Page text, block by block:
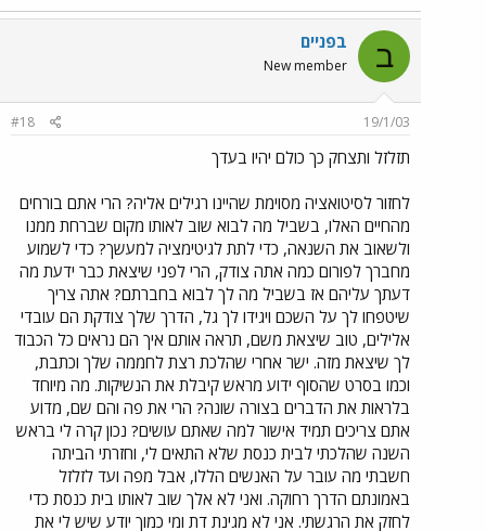
ב בפניים
New member
19/1/03
#18
תזלזל ותצחק כך כולם יהיו בעדך
לחזור לסיטואציה מסוימת שהיינו רגילים אליה? הרי אתם בורחים
מהחיים האלו, בשביל מה לבוא שוב לאותו מקום שברחת ממנו
ולשאוב את השנאה, כדי לתת לגיטימציה למעשך? כדי לשמוע
מחברך לפורום כמה אתה צודק, הרי לפני שיצאת כבר ידעת מה
דעתך עליהם אז בשביל מה לך לבוא בחברתם? אתה צריך
שיטפחו לך על השכם ויגידו לך גל, הדרך שלך צודקת הם עובדי
אלילים, טוב שיצאת משם, תראה אותם איך הם נראים כל הכבוד
לך שיצאת מזה. ישר אחרי שהלכת רצת לחממה שלך וכתבת,
וכמו בסרט שהסוף ידוע מראש קיבלת את הנשיקות. מה מיוחד
בלראות את הדברים בצורה שונה? הרי את פה והם שם, מדוע
אתם צריכים תמיד אישור למה שאתם עושים? נכון קרה לי בראש
השנה שהלכתי לבית כנסת שלא התאים לי, וחזרתי הביתה
חשבתי מה עובר על האנשים הללו, אבל מפה ועד לזלזל
באמונתם הדרך רחוקה. ואני לא אלך שוב לאותו בית כנסת כדי
לחזק את הרגשתי. אני לא מגינת דת ומי כמוך יודע שיש לי את